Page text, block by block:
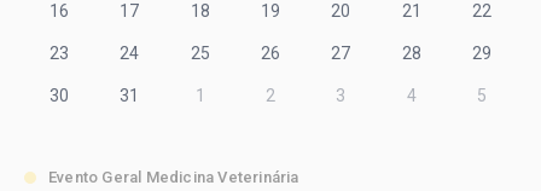
16 17 18 19 20 21 22
23 24 25 26 27 28 29
30 31 1 2 3 4 5
Evento Geral Medicina Veterinária